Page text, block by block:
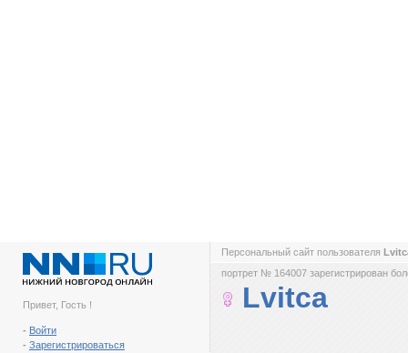
Привет, Гость !
- Войти
- Зарегистрироваться
Персональный сайт пользователя
портрет № 164007 зарегистрирован
Lvitca